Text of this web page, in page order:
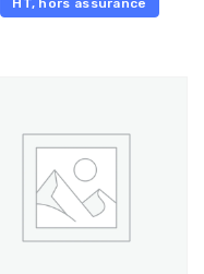
HT, hors assurance